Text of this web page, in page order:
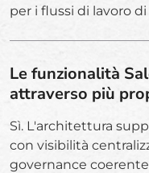
per i flussi di lavoro
Le funzionalità
attraverso più
Sì. L'architettura
con visibilità
governance